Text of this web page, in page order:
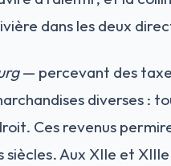
dans les deux
— percevant des
diverses :
Ces revenus
Aux XIIe et XIIIe